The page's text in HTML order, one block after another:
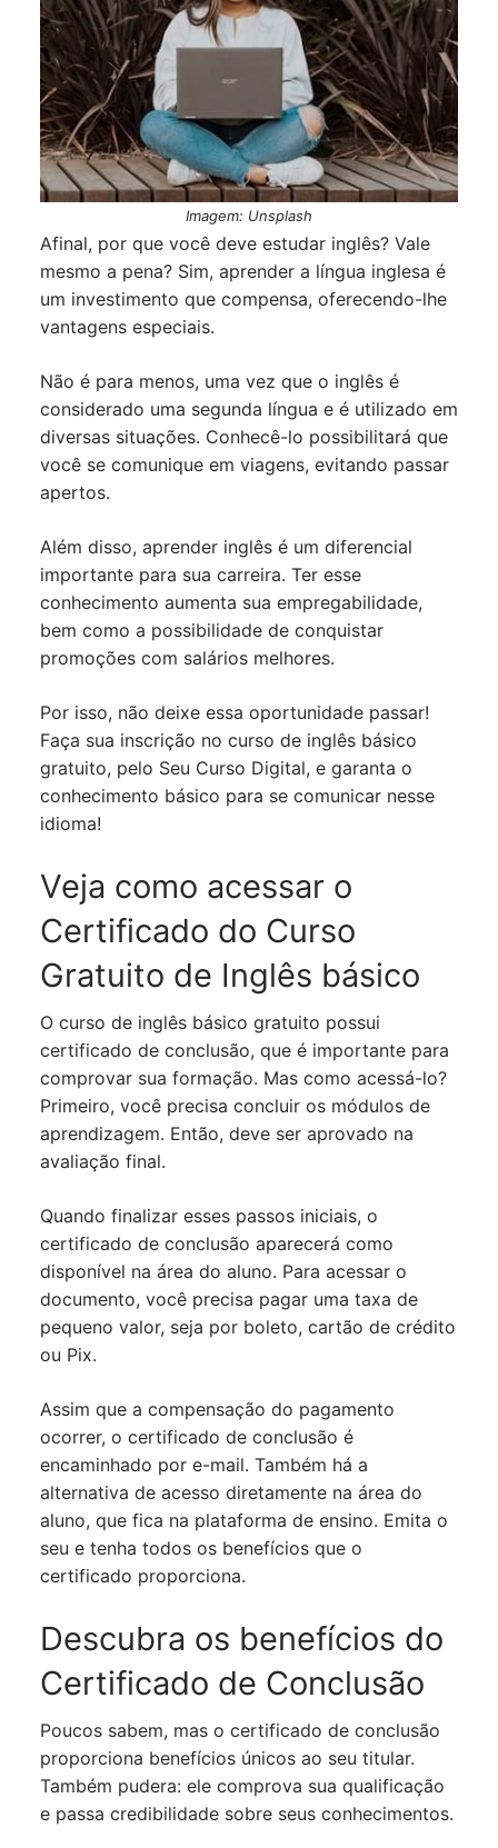
Imagem: Unsplash
Afinal, por que você deve estudar inglês? Vale
mesmo a pena? Sim, aprender a língua inglesa é
um investimento que compensa, oferecendo-lhe
vantagens especiais.
Não é para menos, uma vez que o inglês é
considerado uma segunda língua e é utilizado em
diversas situações. Conhecê-lo possibilitará que
você se comunique em viagens, evitando passar
apertos.
Além disso, aprender inglês é um diferencial
importante para sua carreira. Ter esse
conhecimento aumenta sua empregabilidade,
bem como a possibilidade de conquistar
promoções com salários melhores.
Por isso, não deixe essa oportunidade passar!
Faça sua inscrição no curso de inglês básico
gratuito, pelo Seu Curso Digital, e garanta o
conhecimento básico para se comunicar nesse
idioma!
Veja como acessar o
Certificado do Curso
Gratuito de Inglês básico
O curso de inglês básico gratuito possui
certificado de conclusão, que é importante para
comprovar sua formação. Mas como acessá-lo?
Primeiro, você precisa concluir os módulos de
aprendizagem. Então, deve ser aprovado na
avaliação final.
Quando finalizar esses passos iniciais, o
certificado de conclusão aparecerá como
disponível na área do aluno. Para acessar o
documento, você precisa pagar uma taxa de
pequeno valor, seja por boleto, cartão de crédito
ou Pix.
Assim que a compensação do pagamento
ocorrer, o certificado de conclusão é
encaminhado por e-mail. Também há a
alternativa de acesso diretamente na área do
aluno, que fica na plataforma de ensino. Emita o
seu e tenha todos os benefícios que o
certificado proporciona.
Descubra os benefícios do
Certificado de Conclusão
Poucos sabem, mas o certificado de conclusão
proporciona benefícios únicos ao seu titular.
Também pudera: ele comprova sua qualificação
e passa credibilidade sobre seus conhecimentos.